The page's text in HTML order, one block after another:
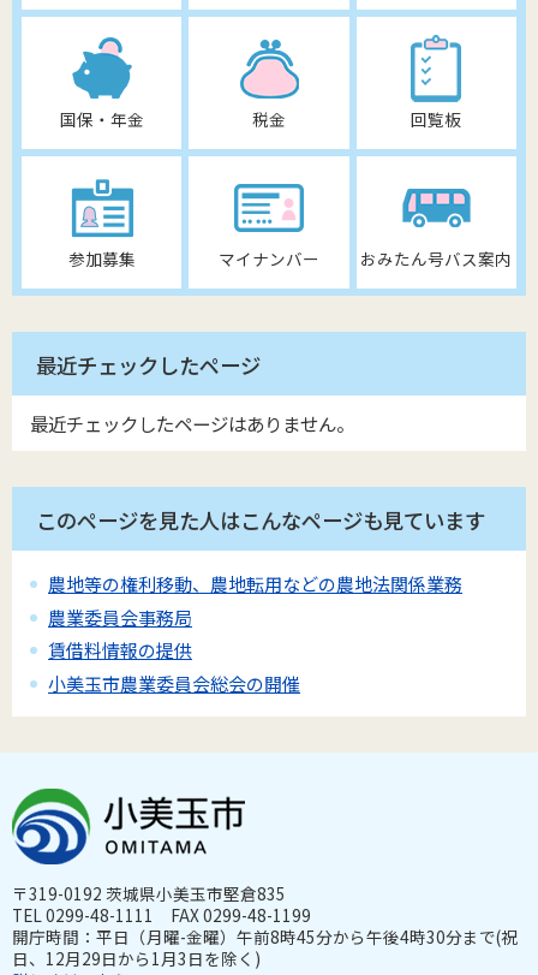
国保・年金 税金 回覧板
参加募集 マイナンバー おみたん号バス案内
最近チェックしたページ
最近チェックしたページはありません。
このページを見た人はこんなページも見ています
農地等の権利移動、農地転用などの農地法関係業務
農業委員会事務局
賃借料情報の提供
小美玉市農業委員会総会の開催
〒319-0192 茨城県小美玉市堅倉835
TEL 0299-48-1111 FAX 0299-48-1199
開庁時間：平日（月曜-金曜）午前8時45分から午後4時30分まで(祝
日、12月29日から1月3日を除く)